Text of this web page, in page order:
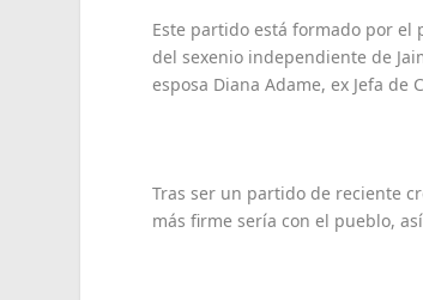
Este partido está formado por el
del sexenio independiente de
esposa Diana Adame, ex Jefa de
Tras ser un partido de reciente
más firme sería con el pueblo,